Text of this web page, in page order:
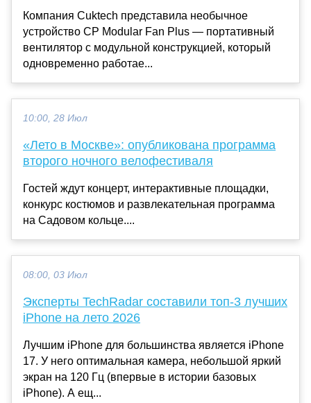
Компания Cuktech представила необычное
устройство CP Modular Fan Plus — портативный
вентилятор с модульной конструкцией, который
одновременно работае...
10:00, 28 Июл
«Лето в Москве»: опубликована программа
второго ночного велофестиваля
Гостей ждут концерт, интерактивные площадки,
конкурс костюмов и развлекательная программа
на Садовом кольце....
08:00, 03 Июл
Эксперты TechRadar составили топ-3 лучших
iPhone на лето 2026
Лучшим iPhone для большинства является iPhone
17. У него оптимальная камера, небольшой яркий
экран на 120 Гц (впервые в истории базовых
iPhone). А ещ...